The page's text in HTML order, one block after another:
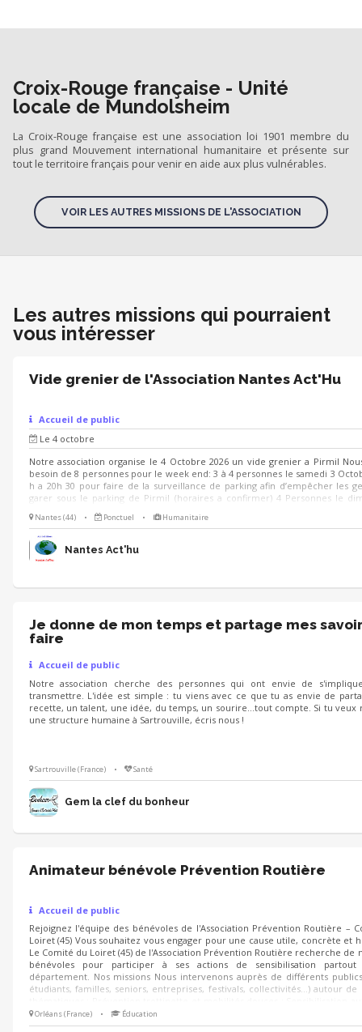
Croix-Rouge française - Unité
locale de Mundolsheim
La Croix-Rouge française est une association loi 1901 membre du
plus grand Mouvement international humanitaire et présente sur
tout le territoire français pour venir en aide aux plus vulnérables.
VOIR LES AUTRES MISSIONS DE L'ASSOCIATION
Les autres missions qui pourraient
vous intéresser
Vide grenier de l'Association Nantes Act'Hu
Accueil de public
Le 4 octobre
Notre association organise le 4 Octobre 2026 un vide grenier a Pirmil
besoin de 8 personnes pour le week end: 3 à 4 personnes le samedi 3
h a 20h 30 pour faire de la surveillance de parking afin d’empêcher les
garer sous le parking de Pirmil (horaires a confirmer) 4 Personnes le
placement des exposants - Aide a la restauration - Aide au Bar - Aide a la
du lieu (Parking de Pirmil ) - Aide au nettoyage en fin de vide grenier
Nantes (44) • Ponctuel • Humanitaire
Nantes Act'hu
Je donne de mon temps et partage mes
faire
Accueil de public
Notre association cherche des personnes qui ont envie de
transmettre. L'idée est simple : tu viens avec ce que tu as envie de
recette, un talent, une idée, du temps, un sourire...tout compte. Si tu veux
une structure humaine à Sartrouville, écris nous !
Sartrouville (France) • Santé
Gem la clef du bonheur
Animateur bénévole Prévention Routière
Accueil de public
Rejoignez l'équipe des bénévoles de l'Association Prévention Routière –
Loiret (45) Vous souhaitez vous engager pour une cause utile, concrète et
Le Comité du Loiret (45) de l'Association Prévention Routière recherche de
bénévoles pour participer à ses actions de sensibilisation
département. Nos missions Nous intervenons auprès de différents
étudiants, familles, seniors, entreprises, festivals, collectivités…) autour de
liés à l'alcool et à la conduite ; Réflexes, visibilité et sécurité routière ;
et ateliers pédag
Orléans (France) • Éducation